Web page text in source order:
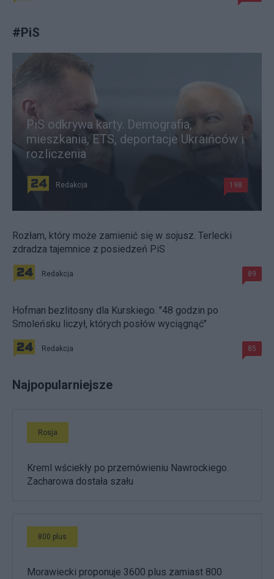
#PiS
PiS odkrywa karty. Demografia,
mieszkania, ETS, deportacje Ukraińców i
rozliczenia
Redakcja 198
Rozłam, który może zamienić się w sojusz. Terlecki
zdradza tajemnice z posiedzeń PiS
Redakcja 89
Hofman bezlitosny dla Kurskiego. "48 godzin po
Smoleńsku liczył, których posłów wyciągnąć"
Redakcja 85
Najpopularniejsze
Rosja
Kreml wściekły po przemówieniu Nawrockiego.
Zacharowa dostała szału
800 plus
Morawiecki proponuje 3600 plus zamiast 800